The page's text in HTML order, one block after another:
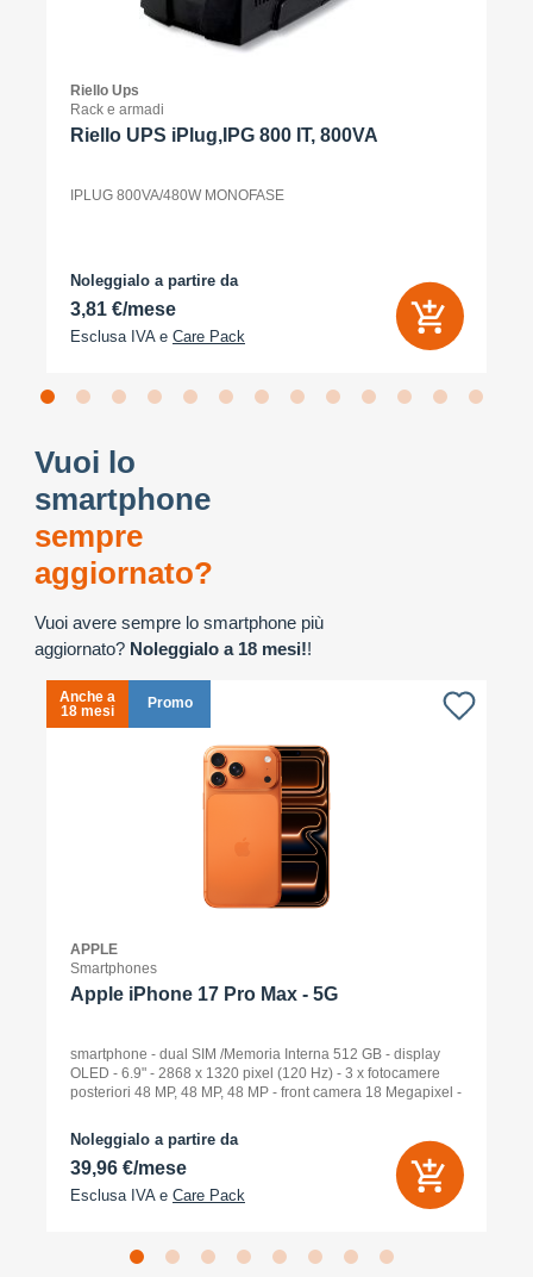
Riello Ups
Rack e armadi
Riello UPS iPlug,IPG 800 IT, 800VA
IPLUG 800VA/480W MONOFASE
Noleggialo a partire da
3,81 €/mese
Esclusa IVA e Care Pack
Vuoi lo
smartphone
sempre
aggiornato?
Vuoi avere sempre lo smartphone più
aggiornato? Noleggialo a 18 mesi!!
Anche a
18 mesi
Promo
APPLE
Smartphones
Apple iPhone 17 Pro Max - 5G
smartphone - dual SIM /Memoria Interna 512 GB - display
OLED - 6.9" - 2868 x 1320 pixel (120 Hz) - 3 x fotocamere
posteriori 48 MP, 48 MP, 48 MP - front camera 18 Megapixel -
Noleggialo a partire da
39,96 €/mese
Esclusa IVA e Care Pack